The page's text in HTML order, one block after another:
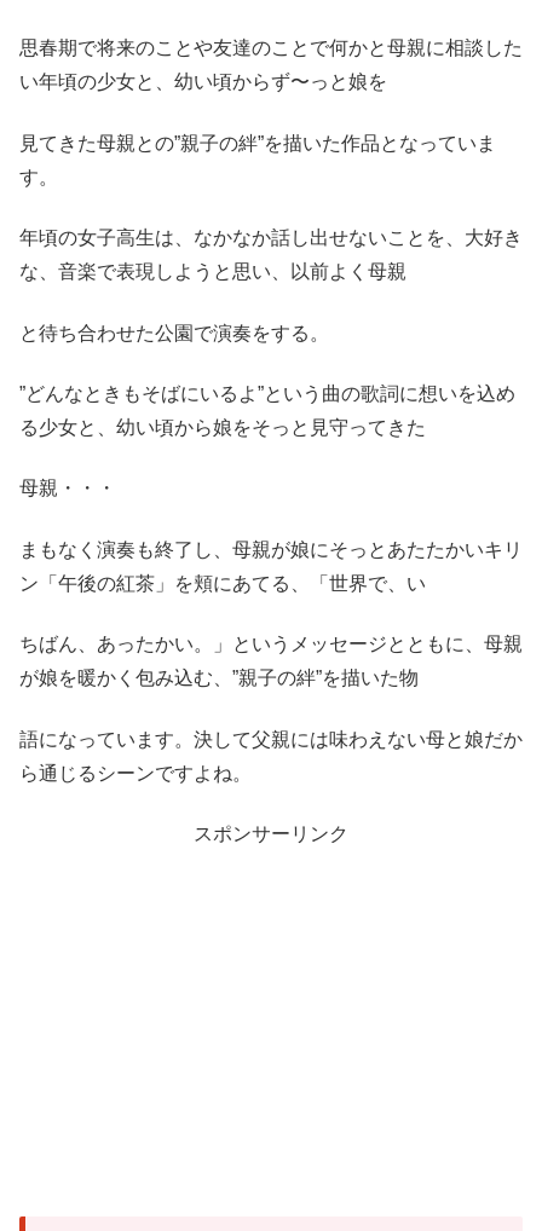
思春期で将来のことや友達のことで何かと母親に相談した
い年頃の少女と、幼い頃からず〜っと娘を
見てきた母親との”親子の絆”を描いた作品となっていま
す。
年頃の女子高生は、なかなか話し出せないことを、大好き
な、音楽で表現しようと思い、以前よく母親
と待ち合わせた公園で演奏をする。
”どんなときもそばにいるよ”という曲の歌詞に想いを込め
る少女と、幼い頃から娘をそっと見守ってきた
母親・・・
まもなく演奏も終了し、母親が娘にそっとあたたかいキリ
ン「午後の紅茶」を頬にあてる、「世界で、い
ちばん、あったかい。」というメッセージとともに、母親
が娘を暖かく包み込む、”親子の絆”を描いた物
語になっています。決して父親には味わえない母と娘だか
ら通じるシーンですよね。
スポンサーリンク